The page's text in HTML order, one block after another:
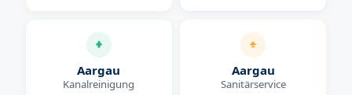
Aargau
Kanalreinigung
Aargau
Sanitärservice